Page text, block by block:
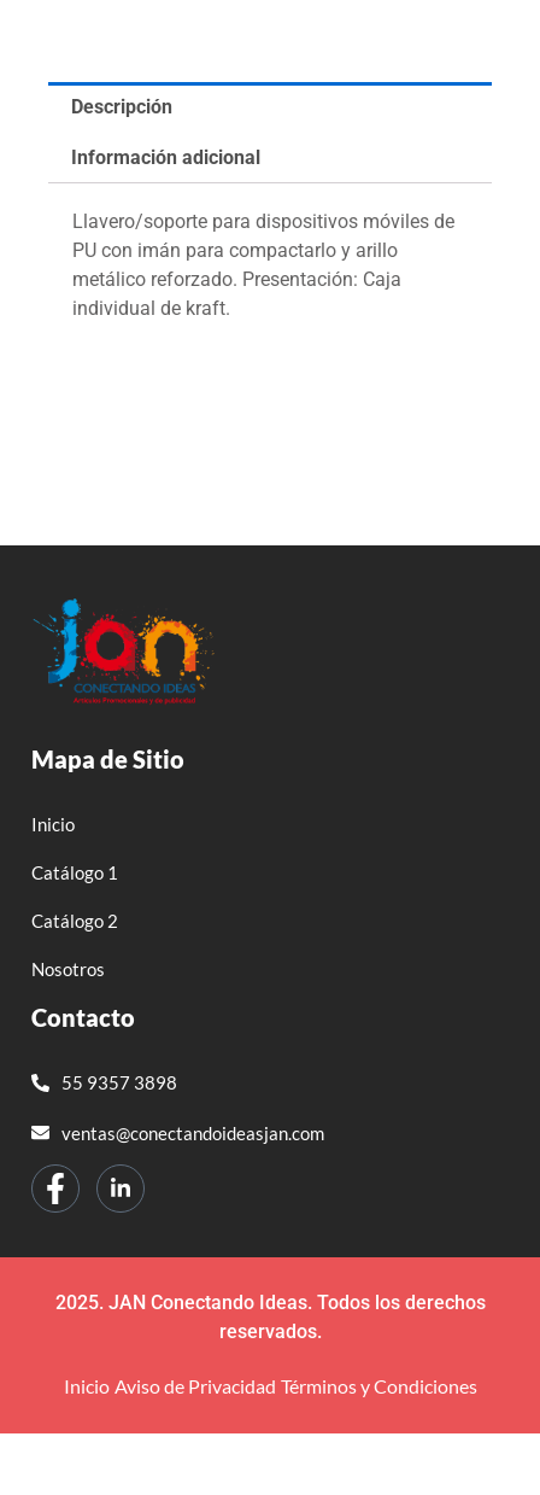
Descripción
Información adicional
Llavero/soporte para dispositivos móviles de
PU con imán para compactarlo y arillo
metálico reforzado. Presentación: Caja
individual de kraft.
Mapa de Sitio
Inicio
Catálogo 1
Catálogo 2
Nosotros
Contacto
55 9357 3898
ventas@conectandoideasjan.com
2025. JAN Conectando Ideas. Todos los derechos
reservados.
Inicio Aviso de Privacidad Términos y Condiciones